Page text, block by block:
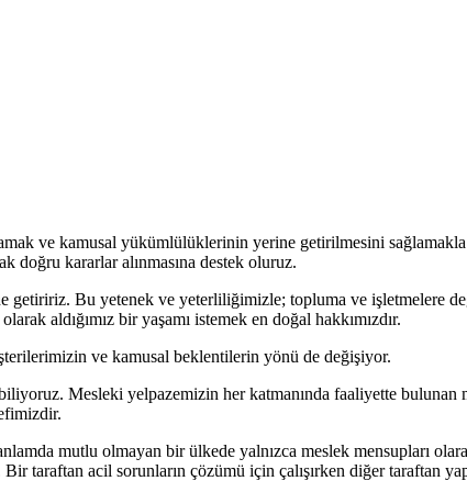
ve kamusal yükümlülüklerinin yerine getirilmesini sağlamakla
doğru kararlar alınmasına destek oluruz.
Bu yetenek ve yeterliliğimizle; topluma ve işletmelere
aldığımız bir yaşamı istemek en doğal hakkımızdır.
ve kamusal beklentilerin yönü de değişiyor.
Mesleki yelpazemizin her katmanında faaliyette bulunan
mutlu olmayan bir ülkede yalnızca meslek mensupları
taraftan acil sorunların çözümü için çalışırken diğer taraftan